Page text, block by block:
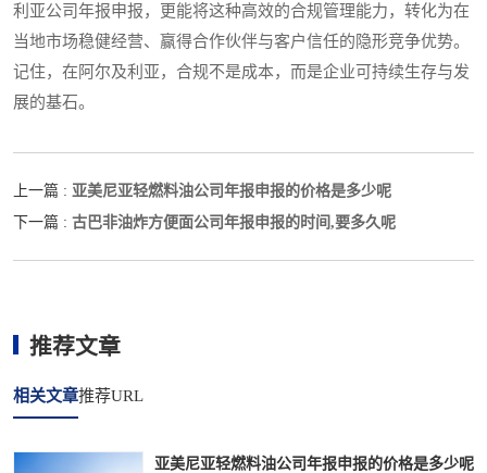
利亚公司年报申报，更能将这种高效的合规管理能力，转化为在
当地市场稳健经营、赢得合作伙伴与客户信任的隐形竞争优势。
记住，在阿尔及利亚，合规不是成本，而是企业可持续生存与发
展的基石。
上一篇 : 亚美尼亚轻燃料油公司年报申报的价格是多少呢
下一篇 : 古巴非油炸方便面公司年报申报的时间,要多久呢
推荐文章
相关文章推荐URL
亚美尼亚轻燃料油公司年报申报的价格是多少呢